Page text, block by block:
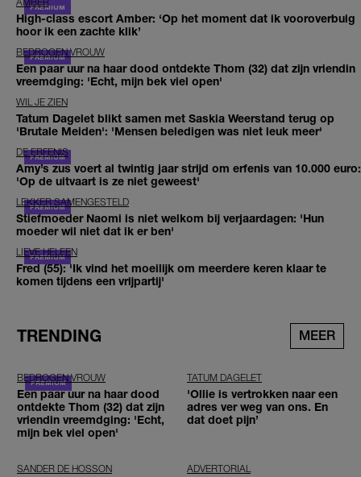
High-class escort Amber: ‘Op het moment dat ik vooroverbuig
hoor ik een zachte klik’
BEDROGEN VROUW
Een paar uur na haar dood ontdekte Thom (32) dat zijn vriendin
vreemdging: 'Echt, mijn bek viel open'
WIL JE ZIEN
Tatum Dagelet blikt samen met Saskia Weerstand terug op
'Brutale Meiden': 'Mensen beledigen was niet leuk meer'
DE ERFENIS
Amy’s zus voert al twintig jaar strijd om erfenis van 10.000 euro:
'Op de uitvaart is ze niet geweest'
LEKKER SAMENGESTELD
Stiefmoeder Naomi is niet welkom bij verjaardagen: 'Hun
moeder wil niet dat ik er ben'
LIEVE HELEEN
Fred (55): 'Ik vind het moeilijk om meerdere keren klaar te
komen tijdens een vrijpartij'
TRENDING MEER
BEDROGEN VROUW
Een paar uur na haar dood
ontdekte Thom (32) dat zijn
vriendin vreemdging: 'Echt,
mijn bek viel open'
TATUM DAGELET
'Ollie is vertrokken naar een
adres ver weg van ons. En
dat doet pijn’
SANDER DE HOSSON ADVERTORIAL